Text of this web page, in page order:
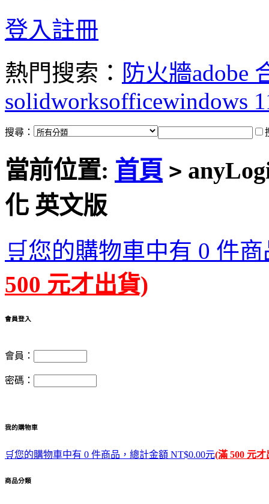
登入註冊
熱門搜索： 防火牆adobe
solidworksofficewindows
搜尋：
當前位置: 首頁 >
化 英文版
🛒您的購物車中有 0 件
500 元才出貨)
會員登入
會員：
密碼：
我的購物車
🛒您的購物車中有 0 件商品，總計金額 NT$0.00元(滿 500 元才
商品分類